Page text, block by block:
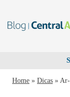
Home » Dicas » Ar-